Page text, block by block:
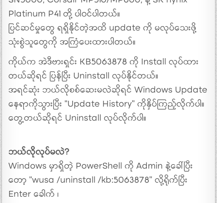
Platinum P41 တို့ ပါဝင်ပါတယ်။
ပြင်ဆင်မှုတွေ ရရှိနိုင်တဲ့အထိ update ကို မလုပ်သေးဖို့
သုံးစွဲသူတွေကို အကြံပေးထားပါတယ်။
ကိုယ်က အဲဒီဗားရှင်း KB5063878 ကို Install လုပ်ထား
တယ်ဆိုရင် ပြန်ပြီး Uninstall လုပ်နိုင်တယ်။
အရင်ဆုံး ဘယ်လိုစစ်ဆေးမလဲဆိုရင် Windows Update
နေရာကိုသွားပြီး “Update History” ကိုနှိပ်ကြည့်လိုက်ပါ။
တွေ့တယ်ဆိုရင် Uninstall လုပ်လိုက်ပါ။
ဘယ်လိုလုပ်မလဲ?
Windows မှာရှိတဲ့ PowerShell ကို Admin နဲ့ခေါ်ပြီး
တော့ “wusa /uninstall /kb:5063878” လို့ရိုက်ပြီး
Enter ခေါက် ၊